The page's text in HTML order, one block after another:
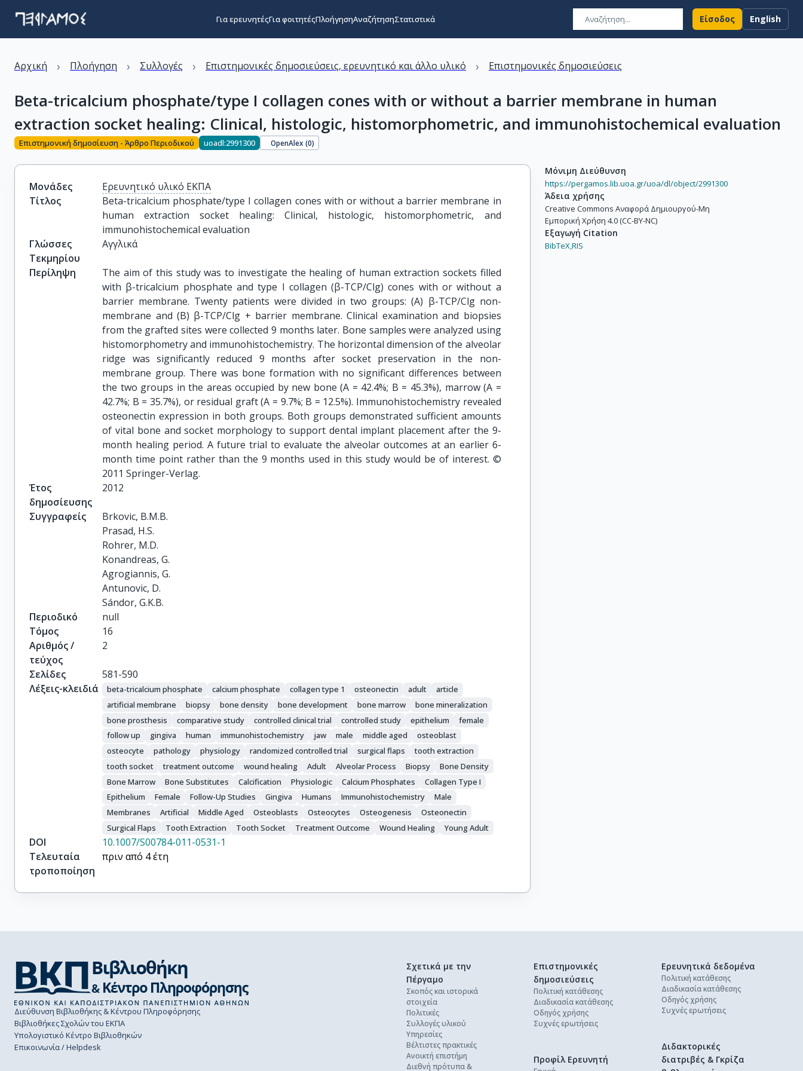
Για ερευνητέςΓια φοιτητέςΠλοήγησηΑναζήτησηΣτατιστικά Είσοδος English
Αρχική › Πλοήγηση › Συλλογές › Επιστημονικές δημοσιεύσεις, ερευνητικό και άλλο υλικό › Επιστημονικές δημοσιεύσεις
Beta-tricalcium phosphate/type I collagen cones with or without a barrier membrane in human
extraction socket healing: Clinical, histologic, histomorphometric, and immunohistochemical evaluation
Επιστημονική δημοσίευση - Άρθρο Περιοδικού uoadl:2991300 OpenAlex (0)
Μονάδες
Ερευνητικό υλικό ΕΚΠΑ
Τίτλος
Beta-tricalcium phosphate/type I collagen cones with or without a barrier membrane in
human extraction socket healing: Clinical, histologic, histomorphometric, and
immunohistochemical evaluation
Γλώσσες
Τεκμηρίου
Αγγλικά
Περίληψη
The aim of this study was to investigate the healing of human extraction sockets filled
with β-tricalcium phosphate and type I collagen (β-TCP/Clg) cones with or without a
barrier membrane. Twenty patients were divided in two groups: (A) β-TCP/Clg non-
membrane and (B) β-TCP/Clg + barrier membrane. Clinical examination and biopsies
from the grafted sites were collected 9 months later. Bone samples were analyzed using
histomorphometry and immunohistochemistry. The horizontal dimension of the alveolar
ridge was significantly reduced 9 months after socket preservation in the non-
membrane group. There was bone formation with no significant differences between
the two groups in the areas occupied by new bone (A = 42.4%; B = 45.3%), marrow (A =
42.7%; B = 35.7%), or residual graft (A = 9.7%; B = 12.5%). Immunohistochemistry revealed
osteonectin expression in both groups. Both groups demonstrated sufficient amounts
of vital bone and socket morphology to support dental implant placement after the 9-
month healing period. A future trial to evaluate the alveolar outcomes at an earlier 6-
month time point rather than the 9 months used in this study would be of interest. ©
2011 Springer-Verlag.
Έτος
δημοσίευσης
2012
Συγγραφείς
Brkovic, B.M.B.
Prasad, H.S.
Rohrer, M.D.
Konandreas, G.
Agrogiannis, G.
Antunovic, D.
Sándor, G.K.B.
Περιοδικό
null
Τόμος
16
Αριθμός /
τεύχος
2
Σελίδες
581-590
Λέξεις-κλειδιά
beta-tricalcium phosphate calcium phosphate collagen type 1 osteonectin adult
article
artificial membrane
biopsy bone density bone development bone marrow
bone mineralization
bone prosthesis
comparative study controlled clinical trial controlled study epithelium
female
follow up
gingiva human immunohistochemistry jaw male middle aged
osteoblast
osteocyte
pathology physiology randomized controlled trial surgical flaps
tooth extraction
tooth socket
treatment outcome wound healing Adult Alveolar Process Biopsy
Bone Density
Bone Marrow
Bone Substitutes Calcification Physiologic Calcium Phosphates
Collagen Type I
Epithelium
Female Follow-Up Studies Gingiva Humans Immunohistochemistry
Male
Membranes
Artificial Middle Aged Osteoblasts Osteocytes Osteogenesis
Osteonectin
Surgical Flaps
Tooth Extraction Tooth Socket Treatment Outcome Wound Healing Young Adult
DOI
10.1007/S00784-011-0531-1
Τελευταία
τροποποίηση
πριν από 4 έτη
Μόνιμη Διεύθυνση
https://pergamos.lib.uoa.gr/uoa/dl/object/2991300
Άδεια χρήσης
Creative Commons Αναφορά Δημιουργού-Μη
Εμπορική Χρήση 4.0 (CC-BY-NC)
Εξαγωγή Citation
BibTeX,RIS
Διεύθυνση Βιβλιοθήκης & Κέντρου Πληροφόρησης
Βιβλιοθήκες Σχολών του ΕΚΠΑ
Υπολογιστικό Κέντρο Βιβλιοθηκών
Επικοινωνία / Helpdesk
Σχετικά με την
Πέργαμο
Σκοπός και ιστορικά
στοιχεία
Πολιτικές
Συλλογές υλικού
Υπηρεσίες
Βέλτιστες πρακτικές
Ανοικτή επιστήμη
Διεθνή πρότυπα &
Επιστημονικές
δημοσιεύσεις
Πολιτική κατάθεσης
Διαδικασία κατάθεσης
Οδηγός χρήσης
Συχνές ερωτήσεις
Ερευνητικά δεδομένα
Πολιτική κατάθεσης
Διαδικασία κατάθεσης
Οδηγός χρήσης
Συχνές ερωτήσεις
Διδακτορικές
διατριβές & Γκρίζα
Προφίλ Ερευνητή